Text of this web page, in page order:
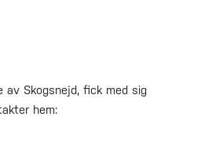
av Skogsnejd, fick med sig
hem: